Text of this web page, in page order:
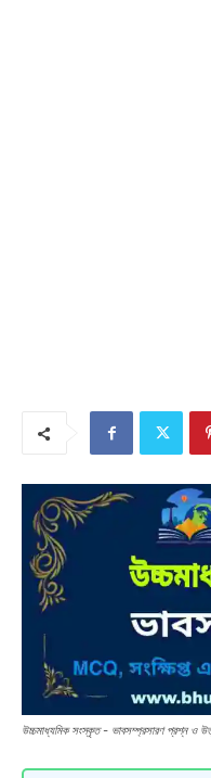
উচ্চমাধ্যমিক সংস্কৃত - ভাবসম্প্রসারণ